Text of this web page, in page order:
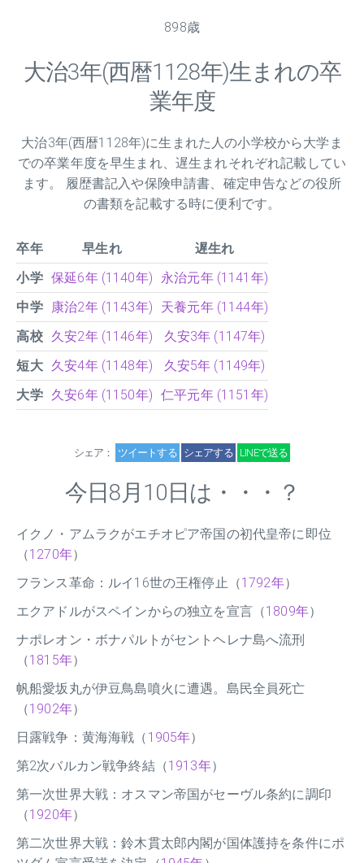
898歳
大治3年(西暦1128年)生まれの卒
業年度
大治3年(西暦1128年)に生まれた人の小学校から大学ま
での卒業年度を早生まれ、遅生まれそれぞれ記載してい
ます。 履歴書記入や保険申請書、確定申告などの役所
の書類を記載する時に便利です。
卒年 早生れ
遅生れ
小学 保延6年 (1140年)
永治元年 (1141年)
中学 康治2年 (1143年)
天養元年 (1144年)
高校 久安2年 (1146年)
久安3年 (1147年)
短大 久安4年 (1148年)
久安5年 (1149年)
大学 久安6年 (1150年) 仁平元年 (1151年)
シェア： ツイートする シェアする LINEで送る
今日8月10日は・・・？
イクノ・アムラクがエチオピア帝国の初代皇帝に即位
（1270年）
フランス革命：ルイ16世の王権停止（1792年）
エクアドルがスペインからの独立を宣言（1809年）
ナポレオン・ボナパルトがセントヘレナ島へ流刑
（1815年）
帆船愛坂丸が伊豆鳥島噴火に遭遇。島民全員死亡
（1902年）
日露戦争：黄海海戦（ 1905年）
第2次バルカン戦争終結（1913年）
第一次世界大戦：オスマン帝国がセーヴル条約に調印
（1920年）
第二次世界大戦：鈴木貫太郎内閣が国体護持を条件にポ